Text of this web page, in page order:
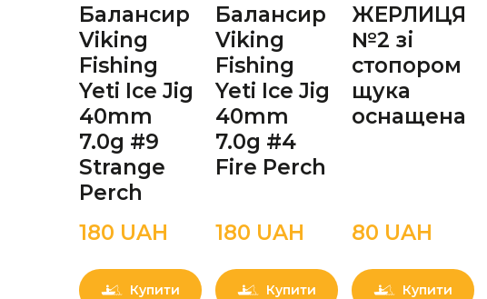
Балансир
Viking
Fishing
Yeti Ice Jig
40mm
7.0g #9
Strange
Perch
180 UAН
Купити
Балансир
Viking
Fishing
Yeti Ice Jig
40mm
7.0g #4
Fire Perch
180 UAН
Купити
ЖЕРЛИЦЯ
№2 зі
стопором
щука
оснащена
80 UAН
Купити